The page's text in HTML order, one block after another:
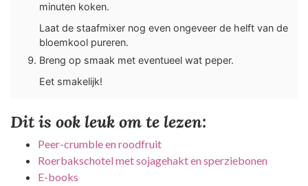
minuten koken.
Laat de staafmixer nog even ongeveer de helft van de
bloemkool pureren.
Breng op smaak met eventueel wat peper.
Eet smakelijk!
Dit is ook leuk om te lezen:
Peer-crumble en roodfruit
Roerbakschotel met sojagehakt en sperziebonen
E-books